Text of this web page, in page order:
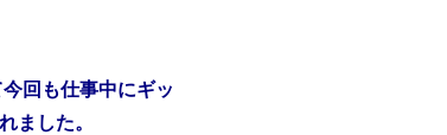
回も仕事中にギッ
ました。